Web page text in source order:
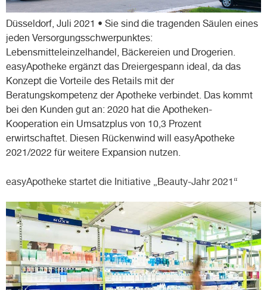
Düsseldorf, Juli 2021 • Sie sind die tragenden Säulen eines
jeden Versorgungsschwerpunktes:
Lebensmitteleinzelhandel, Bäckereien und Drogerien.
easyApotheke ergänzt das Dreiergespann ideal, da das
Konzept die Vorteile des Retails mit der
Beratungskompetenz der Apotheke verbindet. Das kommt
bei den Kunden gut an: 2020 hat die Apotheken-
Kooperation ein Umsatzplus von 10,3 Prozent
erwirtschaftet. Diesen Rückenwind will easyApotheke
2021/2022 für weitere Expansion nutzen.
easyApotheke startet die Initiative „Beauty-Jahr 2021“